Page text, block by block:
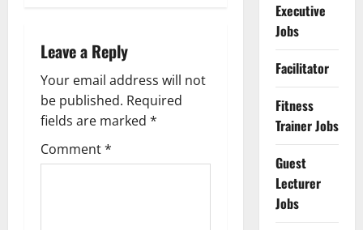
a
v
i
g
Leave a Reply
Your email address will not
be published. Required
fields are marked *
Comment*
Executive
Jobs
Facilitator
Fitness
Trainer Jobs
Guest
Lecturer
Jobs